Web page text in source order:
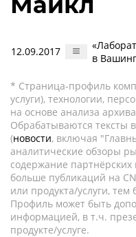
12.09.2017
в
* Страница-профиль
услуги), технологии,
на основе анализа
Обрабатываются тексты
(новости, включая
аналитические обзоры
содержание
больше публикаций на
или продукта/услуги,
Профиль может быть
информацией, в т.ч.
продукте/услуге.